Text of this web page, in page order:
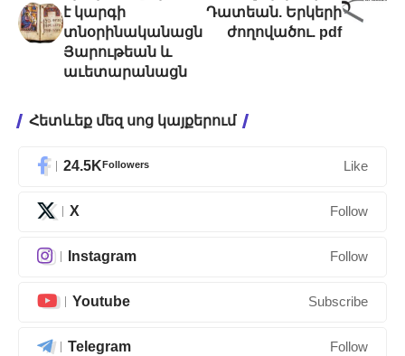
է կարգի
տնօրինականացն
Յարութեան և
աւետարանացն
Դատեան. Երկերի
ժողովածու. pdf
Հետևեք մեզ սոց կայքերում
24.5KFollowers Like
X Follow
Instagram Follow
Youtube Subscribe
Telegram Follow